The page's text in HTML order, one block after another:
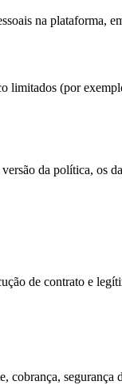
na plataforma,
limitados (por
da política, os
de contrato e